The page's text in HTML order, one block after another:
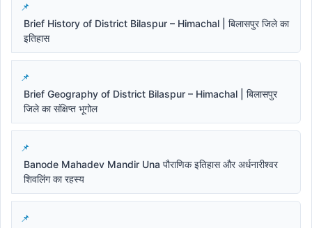
Brief History of District Bilaspur – Himachal | बिलासपुर जिले का
इतिहास
Brief Geography of District Bilaspur – Himachal | बिलासपुर
जिले का संक्षिप्त भूगोल
Banode Mahadev Mandir Una पौराणिक इतिहास और अर्धनारीश्वर
शिवलिंग का रहस्य